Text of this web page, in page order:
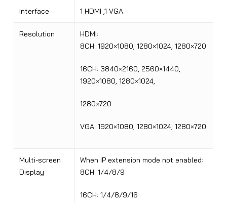
Interface 1 HDMI ,1 VGA
Resolution
HDMI:
8CH: 1920×1080, 1280×1024, 1280×720
16CH: 3840×2160, 2560×1440,
1920×1080, 1280×1024,
1280×720
VGA: 1920×1080, 1280×1024, 1280×720
Multi-screen
Display
When IP extension mode not enabled:
8CH: 1/4/8/9
16CH: 1/4/8/9/16